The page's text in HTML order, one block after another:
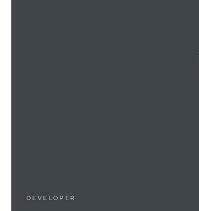
DEVELOPER